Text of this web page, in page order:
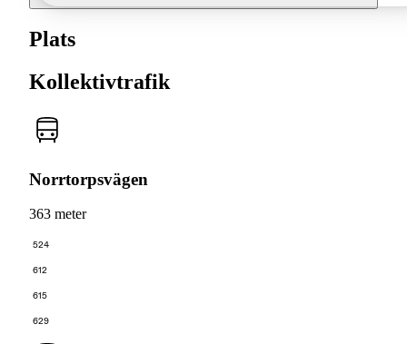
Plats
Kollektivtrafik
Norrtorpsvägen
363 meter
524
612
615
629